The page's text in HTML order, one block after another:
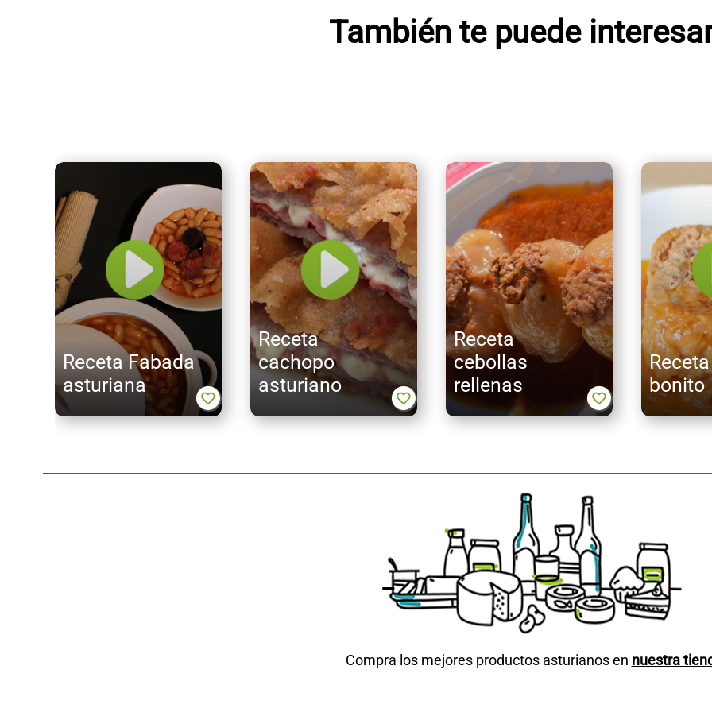
También te puede
Receta Fabada
asturiana
Receta
cachopo
asturiano
Receta
cebollas
rellenas
bonito
Compra los mejores productos asturianos en nuestra